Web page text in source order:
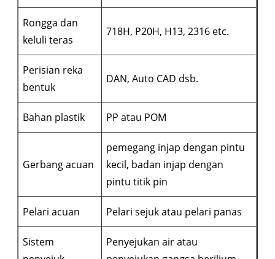
Rongga dan
keluli teras
718H, P20H, H13, 2316 etc.
Perisian reka
bentuk
DAN, Auto CAD dsb.
Bahan plastik PP atau POM
Gerbang acuan
pemegang injap dengan pintu
kecil, badan injap dengan
pintu titik pin
Pelari acuan Pelari sejuk atau pelari panas
Sistem
Penyejukan air atau